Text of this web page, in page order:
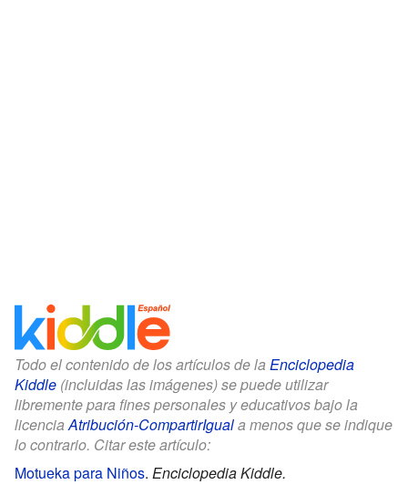
Todo el contenido de los artículos de la Enciclopedia
Kiddle (incluidas las imágenes) se puede utilizar
libremente para fines personales y educativos bajo la
licenciaAtribución-CompartirIguala menos que se indique
lo contrario. Citar este artículo:
Motueka para Niños. Enciclopedia Kiddle.